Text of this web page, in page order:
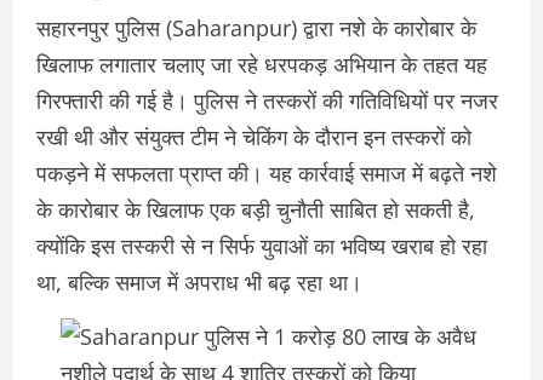
सहारनपुर पुलिस (Saharanpur) द्वारा नशे के कारोबार के
खिलाफ लगातार चलाए जा रहे धरपकड़ अभियान के तहत यह
गिरफ्तारी की गई है। पुलिस ने तस्करों की गतिविधियों पर नजर
रखी थी और संयुक्त टीम ने चेकिंग के दौरान इन तस्करों को
पकड़ने में सफलता प्राप्त की। यह कार्रवाई समाज में बढ़ते नशे
के कारोबार के खिलाफ एक बड़ी चुनौती साबित हो सकती है,
क्योंकि इस तस्करी से न सिर्फ युवाओं का भविष्य खराब हो रहा
था, बल्कि समाज में अपराध भी बढ़ रहा था।